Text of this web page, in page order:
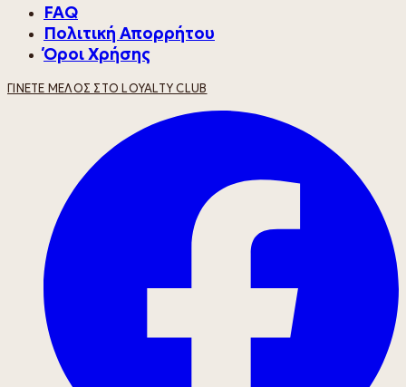
FAQ
Πολιτική Απορρήτου
Όροι Χρήσης
ΓΊΝΕΤΕ ΜΈΛΟΣ ΣΤΟ LOYALTY CLUB